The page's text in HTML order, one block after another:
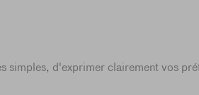
simples, d'exprimer clairement vos